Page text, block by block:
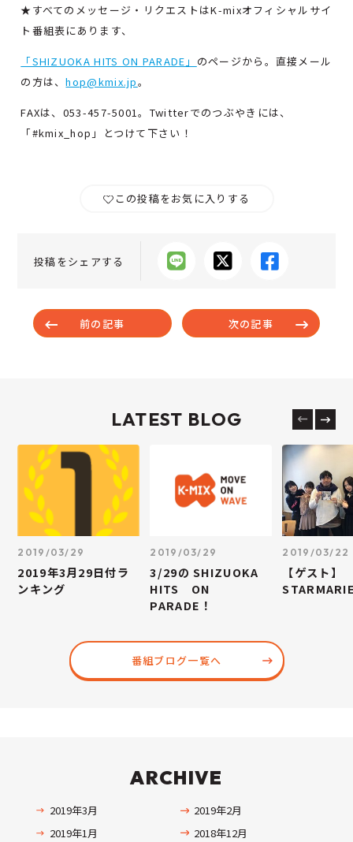
★すべてのメッセージ・リクエストはK-mixオフィシャルサイ
ト番組表にあります、
「SHIZUOKA HITS ON PARADE」 のページから。直接メール
の方は、hop@kmix.jp。
FAXは、053-457-5001。Twitterでのつぶやきには、
「#kmix_hop」とつけて下さい！
この投稿をお気に入りする
投稿をシェアする
前の記事 次の記事
LATEST BLOG
2019/03/29
2019年3月29日付ラ
ンキング
2019/03/29
3/29の SHIZUOKA
HITS ON
PARADE！
2019/03/22
【ゲスト】
番組ブログ一覧へ
ARCHIVE
2019年3月
2019年2月
2019年1月
2018年12月